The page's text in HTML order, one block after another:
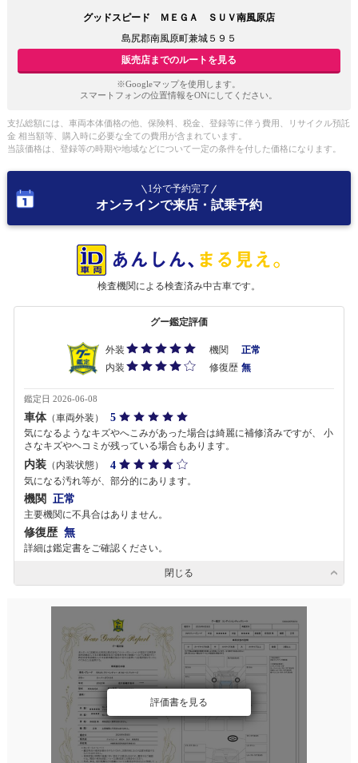
グッドスピード ＭＥＧＡ ＳＵＶ南風原店
島尻郡南風原町兼城５９５
販売店までのルートを見る
※Googleマップを使用します。
スマートフォンの位置情報をONにしてください。
支払総額には、車両本体価格の他、保険料、税金、登録等に伴う費用、リサイクル預託
金 相当額等、購入時に必要な全ての費用が含まれています。
当該価格は、登録等の時期や地域などについて一定の条件を付した価格になります。
1分で予約完了
オンラインで来店・試乗予約
検査機関による検査済み中古車です。
グー鑑定評価
外装 機関
正常
内装
修復歴 無
鑑定日 2026-06-08
車体（車両外装） 5
気になるようなキズやへこみがあった場合は綺麗に補修済みですが、 小
さなキズやヘコミが残っている場合もあります。
内装 （内装状態） 4
気になる汚れ等が、部分的にあります。
機関 正常
主要機関に不具合はありません。
修復歴 無
詳細は鑑定書をご確認ください。
閉じる
評価書を見る